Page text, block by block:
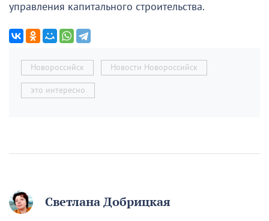
управления капитального строительства.
Новороссийск Новости Новороссийск
это интересно
Светлана Добрицкая